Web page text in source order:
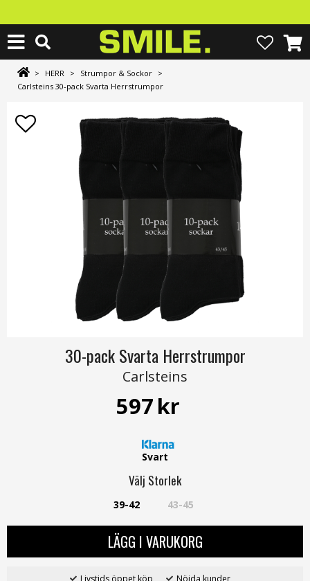
> HERR > Strumpor & Sockor >
Carlsteins 30-pack Svarta Herrstrumpor
30-pack Svarta Herrstrumpor
Carlsteins
597kr
Svart
Välj Storlek
39-42 43-45
LÄGG I VARUKORG